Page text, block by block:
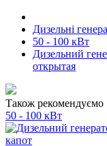
Дизельні
50 - 100 кВт
Дизельний
открытая
Також рекомендуємо
50 - 100 кВт